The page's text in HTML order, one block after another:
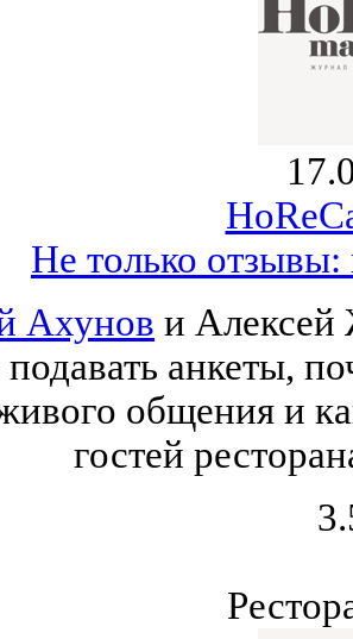
Не только отзывы:
Ахунов и Алексей
анкеты,
общения и
гостей